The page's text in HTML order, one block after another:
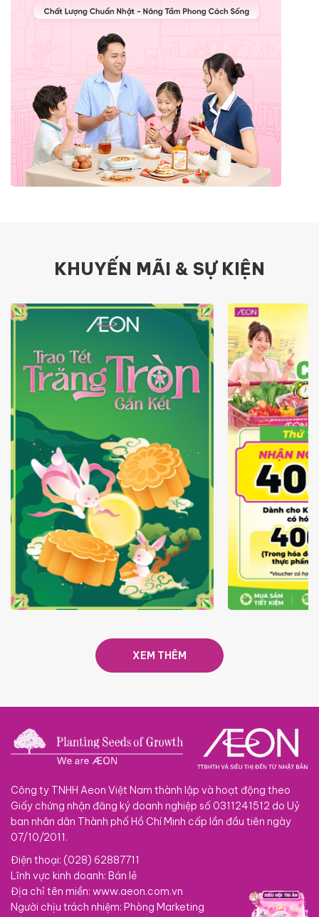
KHUYẾN MÃI & SỰ KIỆN
TRAO TẾT TRĂNG TRÒN GẮN
GIÁ LUÔN
XEM THÊM
Công ty TNHH Aeon Việt Nam thành lập và hoạt động theo
Giấy chứng nhận đăng ký doanh nghiệp số 0311241512 do Uỷ
ban nhân dân Thành phố Hồ Chí Minh cấp lần đầu tiên ngày
07/10/2011.
Điện thoại: (028) 62887711
Lĩnh vực kinh doanh: Bán lẻ
Địa chỉ tên miền: www.aeon.com.vn
Người chịu trách nhiệm: Phòng Marketing